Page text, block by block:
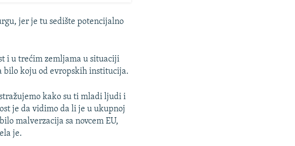
jer je tu sedište potencijalno
i u trećim zemljama u situaciji
bilo koju od evropskih institucija.
kako su ti mladi ljudi i
je da vidimo da li je u ukupnoj
malverzacija sa novcem EU,
je.